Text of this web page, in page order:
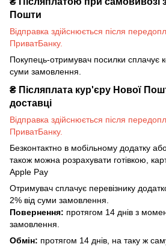
Пошти
Відправка здійснюється після
ПриватБанку.
Покупець-отримувач посилки сплачує
суми замовлення.
₴ Післяплата кур'єру Нової
доставці
Відправка здійснюється після
ПриватБанку.
Безконтактно в мобільному додатку
також можна розрахувати готівкою,
Apple Pay
Отримувач сплачує перевізнику
2% від суми замовлення.
Повернення: протягом 14 днів з
замовлення.
Обмін: протягом 14 днів, на таку ж